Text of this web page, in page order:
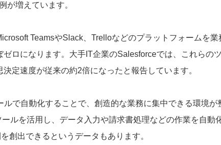
が増えています。
TeamsやSlack、Trelloなどのプラットフォームを業
ロになります。大手IT企業のSalesforceでは、これらのツ
定速度が従来の約2倍になったと報告しています。
で自動化することで、創造的な業務に集中できる環境が
ルを活用し、データ入力や請求書処理などの作業を自動
創出できるというデータもあります。